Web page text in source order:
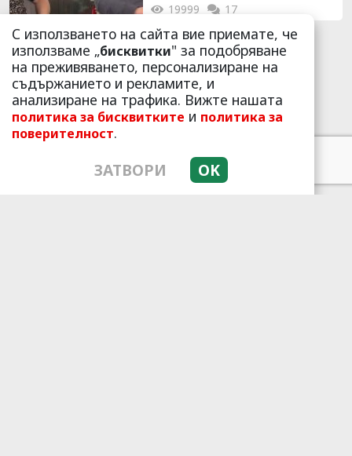
19999 17
7 h 52 min
Fungus Dries Up And Falls Off
С използването на сайта вие приемате, че
използваме „бисквитки" за подобряване
на преживяването, персонализиране на
съдържанието и рекламите, и
анализиране на трафика. Вижте нашата
политика за бисквитките и политика за
поверителност.
ЗАТВОРИ OK